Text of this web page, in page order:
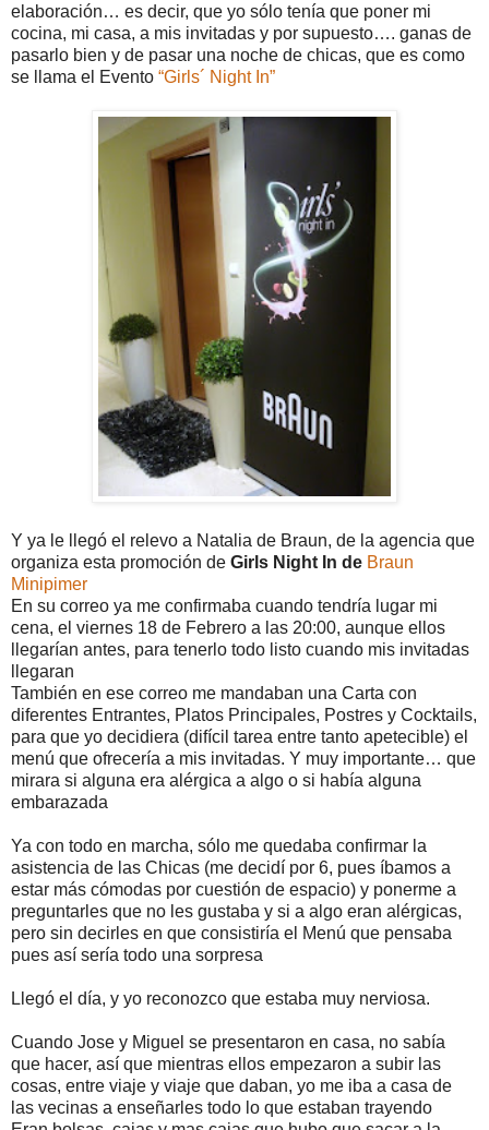
elaboración… es decir, que yo sólo tenía que poner mi
cocina, mi casa, a mis invitadas y por supuesto…. ganas de
pasarlo bien y de pasar una noche de chicas, que es como
se llama el Evento “Girls´ Night In”
Y ya le llegó el relevo a Natalia de Braun, de la agencia que
organiza esta promoción de Girls Night In de Braun
Minipimer
En su correo ya me confirmaba cuando tendría lugar mi
cena, el viernes 18 de Febrero a las 20:00, aunque ellos
llegarían antes, para tenerlo todo listo cuando mis invitadas
llegaran
También en ese correo me mandaban una Carta con
diferentes Entrantes, Platos Principales, Postres y Cocktails,
para que yo decidiera (difícil tarea entre tanto apetecible) el
menú que ofrecería a mis invitadas. Y muy importante… que
mirara si alguna era alérgica a algo o si había alguna
embarazada
Ya con todo en marcha, sólo me quedaba confirmar la
asistencia de las Chicas (me decidí por 6, pues íbamos a
estar más cómodas por cuestión de espacio) y ponerme a
preguntarles que no les gustaba y si a algo eran alérgicas,
pero sin decirles en que consistiría el Menú que pensaba
pues así sería todo una sorpresa
Llegó el día, y yo reconozco que estaba muy nerviosa.
Cuando Jose y Miguel se presentaron en casa, no sabía
que hacer, así que mientras ellos empezaron a subir las
cosas, entre viaje y viaje que daban, yo me iba a casa de
las vecinas a enseñarles todo lo que estaban trayendo